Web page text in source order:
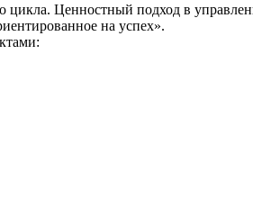
цикла. Ценностный подход в
на успех».